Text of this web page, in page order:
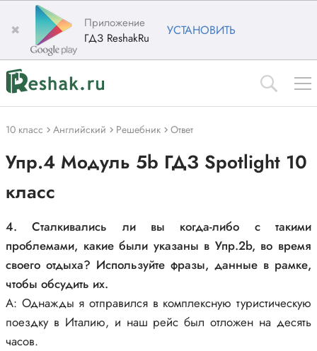
✖
Приложение
ГДЗ ReshakRu
УСТАНОВИТЬ
10 класс Английский Решебник Ответ
Упр.4 Модуль 5b ГДЗ Spotlight 10
класс
4. Сталкивались ли вы когда-либо с такими
проблемами, какие были указаны в Упр.2b, во время
своего отдыха? Используйте фразы, данные в рамке,
чтобы обсудить их.
A: Однажды я отправился в комплексную туристическую
поездку в Италию, и наш рейс был отложен на десять
часов.